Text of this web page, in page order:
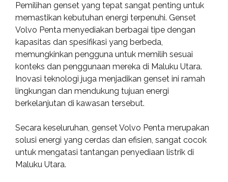
Pemilihan genset yang tepat sangat penting untuk
memastikan kebutuhan energi terpenuhi. Genset
Volvo Penta menyediakan berbagai tipe dengan
kapasitas dan spesifikasi yang berbeda,
memungkinkan pengguna untuk memilih sesuai
konteks dan penggunaan mereka di Maluku Utara.
Inovasi teknologi juga menjadikan genset ini ramah
lingkungan dan mendukung tujuan energi
berkelanjutan di kawasan tersebut.
Secara keseluruhan, genset Volvo Penta merupakan
solusi energi yang cerdas dan efisien, sangat cocok
untuk mengatasi tantangan penyediaan listrik di
Maluku Utara.